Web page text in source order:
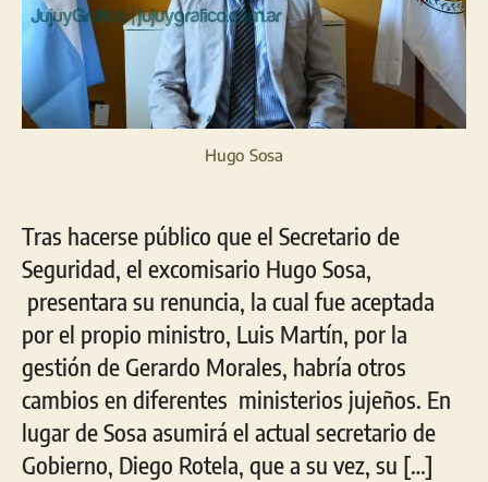
Hugo Sosa
Tras hacerse público que el Secretario de
Seguridad, el excomisario Hugo Sosa,
presentara su renuncia, la cual fue aceptada
por el propio ministro, Luis Martín, por la
gestión de Gerardo Morales, habría otros
cambios en diferentes ministerios jujeños. En
lugar de Sosa asumirá el actual secretario de
Gobierno, Diego Rotela, que a su vez, su […]